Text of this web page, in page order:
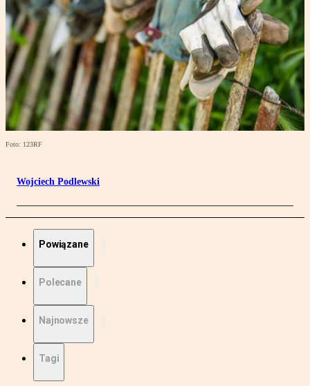
Foto: 123RF
Wojciech Podlewski
Powiązane
Polecane
Najnowsze
Tagi